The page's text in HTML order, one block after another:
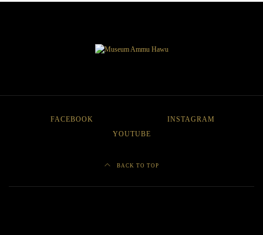
FACEBOOK
INSTAGRAM
YOUTUBE
BACK TO TOP